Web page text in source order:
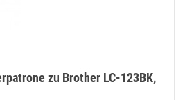
zu Brother LC-123BK,